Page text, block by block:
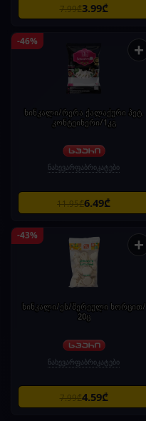
7.99₾3.99₾
-46% +
ხინკალი/რერა ქალაქური პეტ.
კონტეინერი/1კგ
ნახევარფაბრიკატები
11.95₾6.49₾
-43% +
ხინკალი/ეს/შერეული ხორცით/
20ც
ნახევარფაბრიკატები
7.99₾4.59₾